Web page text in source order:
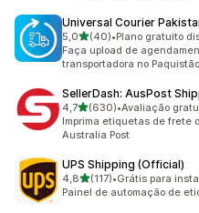
Universal Courier
5,0de 5 estrelas
(40)
40 avaliações ao todo
•Plano gratuito
Faça upload de
transportadora no
SellerDash: AusPost
4,7de 5 estrelas
(630)
630 avaliações ao todo
•Avaliação
Imprima etiquetas de frete
Australia Post
UPS Shipping (Official)
4,8de 5 estrelas
(117)
117 avaliações ao todo
•Grátis para
Painel de automação de